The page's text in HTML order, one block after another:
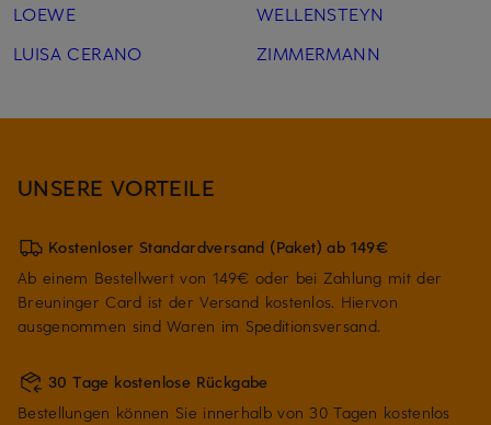
LOEWE
LUISA CERANO
WELLENSTEYN
ZIMMERMANN
UNSERE VORTEILE
Kostenloser Standardversand (Paket) ab 149€
Ab einem Bestellwert von 149€ oder bei Zahlung mit der
Breuninger Card ist der Versand kostenlos. Hiervon
ausgenommen sind Waren im Speditionsversand.
30 Tage kostenlose Rückgabe
Bestellungen können Sie innerhalb von 30 Tagen kostenlos